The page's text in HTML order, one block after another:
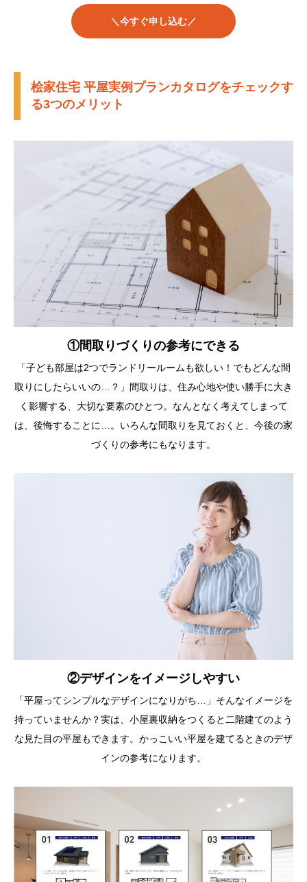
＼今すぐ申し込む／
桧家住宅 平屋実例プランカタログをチェックす
る3つのメリット
①間取りづくりの参考にできる
「子ども部屋は2つでランドリールームも欲しい！でもどんな間
取りにしたらいいの…？」間取りは、住み心地や使い勝手に大き
く影響する、大切な要素のひとつ。なんとなく考えてしまって
は、後悔することに…。いろんな間取りを見ておくと、今後の家
づくりの参考にもなります。
②デザインをイメージしやすい
「平屋ってシンプルなデザインになりがち…」そんなイメージを
持っていませんか？実は、小屋裏収納をつくると二階建てのよう
な見た目の平屋もできます。かっこいい平屋を建てるときのデザ
インの参考になります。